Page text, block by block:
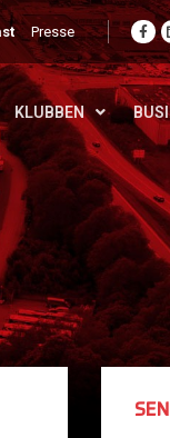
Presse
KLUBBEN